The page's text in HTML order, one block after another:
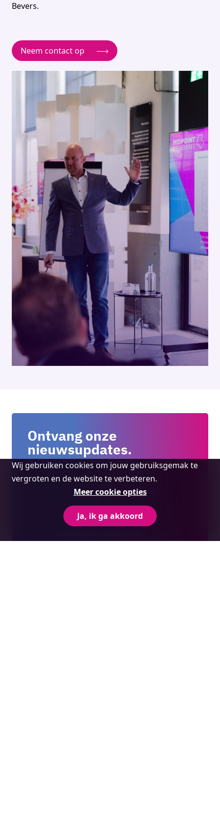
Cookie
melding
Wij gebruiken cookies om jouw gebruiksgemak te
vergroten en de website te verbeteren.
Meer cookie opties
Ja, ik ga akkoord
Bevers.
Neem contact op
Ontvang onze
nieuwsupdates.
Blijf op de hoogte! Volg de laatste nieuwtjes over
hoe bedrijven, onderwijs, overheid en
maatschappij in Hart van Brabant zich met
mensgericht ondernemen, innoveren en
vooruit te helpen.